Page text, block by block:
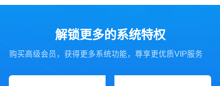
解锁更多的系统特权
购买高级会员，获得更多系统功能，尊享更优质VIP服务